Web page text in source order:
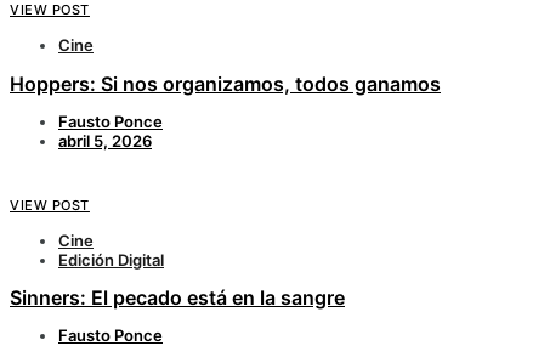
VIEW POST
Cine
Hoppers: Si nos organizamos, todos ganamos
Fausto Ponce
abril 5, 2026
VIEW POST
Cine
Edición Digital
Sinners: El pecado está en la sangre
Fausto Ponce